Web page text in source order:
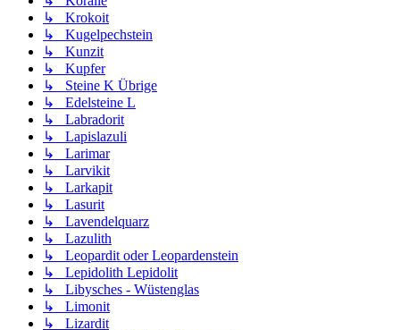
↳ Krokoit
↳ Kugelpechstein
↳ Kunzit
↳ Kupfer
↳ Steine K Übrige
↳ Edelsteine L
↳ Labradorit
↳ Lapislazuli
↳ Larimar
↳ Larvikit
↳ Larkapit
↳ Lasurit
↳ Lavendelquarz
↳ Lazulith
↳ Leopardit oder Leopardenstein
↳ Lepidolith Lepidolit
↳ Libysches - Wüstenglas
↳ Limonit
↳ Lizardit